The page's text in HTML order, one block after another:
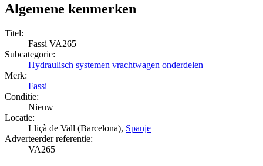
Algemene kenmerken
Titel:
Fassi VA265
Subcategorie:
Hydraulisch systemen vrachtwagen onderdelen
Merk:
Fassi
Conditie:
Nieuw
Locatie:
Lliçà de Vall (Barcelona), Spanje
Adverteerder referentie:
VA265